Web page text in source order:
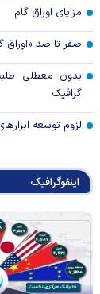
مزایای اوراق گام
صفر تا صد «اوراق
بدون معطلی
گرافیک
لزوم توسعه
اینفوگرافیک